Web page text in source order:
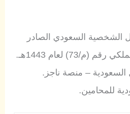
الشخصية السعودي الصادر
(م/73) لعام 1443هـ.
السعودية – منصة ناجز.
للمحامين.